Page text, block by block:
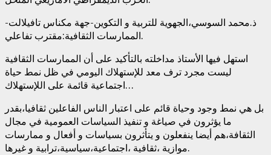
ذ.محمد السوسي،الجهوية للتربية و التكوين-جهة مكناس تافيلالت-
الممارسات الثقافية:مقترب تفاعلي.
استهل فيها الأستاذ مداخلته بالتأكيد على أن الممارسات الثقافية
ليست مجرد ترف معد للإستهلاك اليومي في ظل نمط حياة
اجتماعية قائمة على اللإستهلاك…
بل هي نمط وجود وحياة قائم على اعتبار الناس الفاعلين ثقافيا،بقدر
ما يؤثرون في صياغة و تنفيذ السياسات العمومية في مجال
الثقافة،هم أيضا ينفعلون و يتأثرون بسياسات و أفعال و ممارسات
موازية ،ثقافية ،اجتماعية،سياسية،ترابية و غيرها.